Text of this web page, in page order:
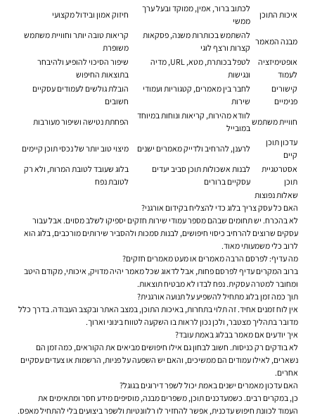
איכות התוכן
לכתוב ברור, אמין, ממוקד ובעל ערך
ממשי
חיזוק אמון ובידול מקצועי
מבנה המאמר
להשתמש בכותרות משנה, פסקאות
קצרות ורצף לוגי
קריאות טובה יותר וחוויית משתמש
משופרת
אופטימיזציה
לעמוד
לטפל בכותרת, מטא, URL, מדיה
ונגישות
שיפור הסיכוי להופיע ולהיבחר
בתוצאות החיפוש
קישורים
פנימיים
לחבר בין מאמרים, קטגוריות ועמודי
שירות
הובלת גולשים לעמודים עסקיים
חשובים
חוויית משתמש
לוודא מהירות, קריאות ונוחות במיוחד
במובייל
הפחתת נטישה ושיפור מעורבות
עדכון תוכן
קיים
לרענן, להרחיב ולדייק מאמרים ישנים
מיצוי טוב יותר של נכסי תוכן קיימים
אסטרטגיית
תוכן
לבנות אשכולות תוכן סביב יעדים
עסקיים ברורים
בלוג שעובד לטובת המרות, ולא רק
לטובת נפח
שאלות נפוצות
האם כל עסק צריך בלוג כדי להצליח בקידום אורגני?
לא בהכרח. יש תחומים שבהם מספר עמודי שירות חזקים יספיקו לשלב מסוים. אבל עבור
עסקים שרוצים להרחיב כיסוי חיפושים, לבנות סמכות ולהסביר שירותים מורכבים, בלוג הוא
לרוב כלי משמעותי מאוד.
מה עדיף: לפרסם הרבה מאמרים או מעט מאמרים חזקים?
ברוב המקרים עדיף לפרסם פחות, אבל לדאוג שכל מאמר יהיה מדויק, איכותי, מקודם היטב
ומחובר למטרה עסקית. נפח לבדו לא מבטיח תוצאות.
תוך כמה זמן בלוג מתחיל להשפיע על תנועה אורגנית?
אין לוח זמנים אחיד. זה תלוי בתחרות, באיכות התוכן, במצב האתר ובקצב העבודה. בדרך כלל
מדובר בתהליך מצטבר, ולכן נכון לראות בו השקעה לטווח בינוני וארוך.
איך יודעים אם מאמר בבלוג באמת עובד?
לא בודקים רק כניסות. חשוב לבחון גם אילו חיפושים מביאים את הקוראים, כמה זמן הם
נשארים, לאילו עמודים הם ממשיכים, והאם יש השפעה על פניות, הרשמות או צעדים עסקיים
אחרים.
האם עדכון מאמרים ישנים באמת יכול לשפר דירוגים בגוגל?
כן, במקרים רבים. כשמעדכנים תוכן, משפרים מבנה, מוסיפים מידע חסר ומתאימים את
העמוד לכוונת חיפוש עדכנית, אפשר להחזיר לו רלוונטיות ולשפר ביצועים בלי להתחיל מאפס.